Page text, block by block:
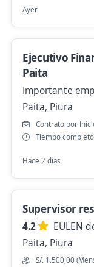
Exclusivo
desde casa /
4,3
Piura, Piura
Hace 2 horas
Supervisor
(VID).Piura
Piura, Piura
Hace 2 horas
Ayer
Ejecutivo
Paita
Importante
Paita, Piura
Contrato por
Tiempo completo
Hace 2 días
Supervisor
4.2
EULEN
Paita, Piura
S/. 1.500,00